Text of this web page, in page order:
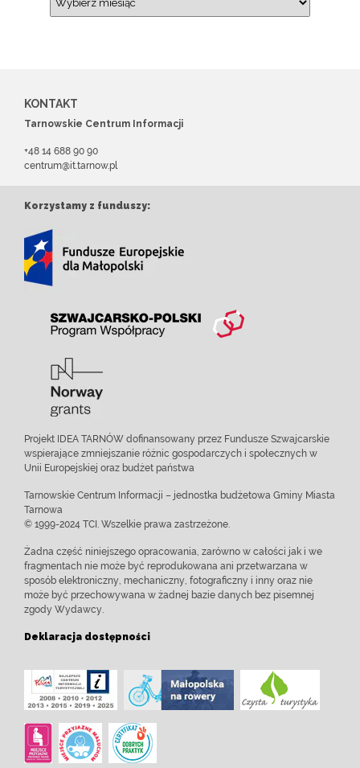
KONTAKT
Tarnowskie Centrum Informacji
+48 14 688 90 90
centrum@it.tarnow.pl
Korzystamy z funduszy:
Projekt IDEA TARNÓW dofinansowany przez Fundusze Szwajcarskie
wspierające zmniejszanie różnic gospodarczych i społecznych w
Unii Europejskiej oraz budżet państwa
Tarnowskie Centrum Informacji – jednostka budżetowa Gminy Miasta
Tarnowa
© 1999-2024 TCI. Wszelkie prawa zastrzeżone.
Żadna część niniejszego opracowania, zarówno w całości jak i we
fragmentach nie może być reprodukowana ani przetwarzana w
sposób elektroniczny, mechaniczny, fotograficzny i inny oraz nie
może być przechowywana w żadnej bazie danych bez pisemnej
zgody Wydawcy.
Deklaracja dostępności